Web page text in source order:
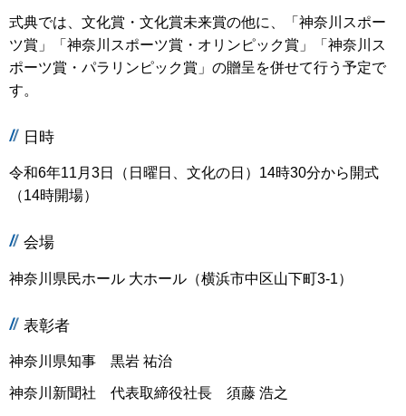
式典では、文化賞・文化賞未来賞の他に、「神奈川スポー
ツ賞」「神奈川スポーツ賞・オリンピック賞」「神奈川ス
ポーツ賞・パラリンピック賞」の贈呈を併せて行う予定で
す。
日時
令和6年11月3日（日曜日、文化の日）14時30分から開式
（14時開場）
会場
神奈川県民ホール 大ホール（横浜市中区山下町3-1）
表彰者
神奈川県知事 黒岩 祐治
神奈川新聞社 代表取締役社長 須藤 浩之